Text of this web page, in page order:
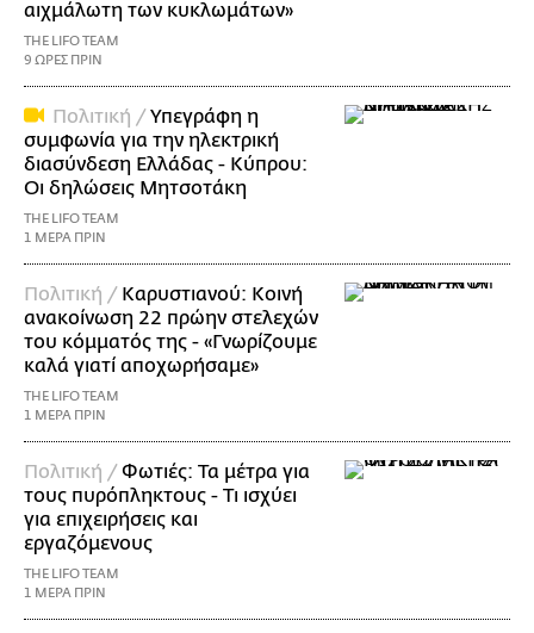
αιχμάλωτη των κυκλωμάτων»
THE LIFO TEAM
9 ΩΡΕΣ ΠΡΙΝ
Πολιτική /Υπεγράφη η
συμφωνία για την ηλεκτρική
διασύνδεση Ελλάδας - Κύπρου:
Οι δηλώσεις Μητσοτάκη
THE LIFO TEAM
1 ΜΕΡΑ ΠΡΙΝ
Πολιτική / Καρυστιανού: Κοινή
ανακοίνωση 22 πρώην στελεχών
του κόμματός της - «Γνωρίζουμε
καλά γιατί αποχωρήσαμε»
THE LIFO TEAM
1 ΜΕΡΑ ΠΡΙΝ
Πολιτική /Φωτιές: Τα μέτρα για
τους πυρόπληκτους - Τι ισχύει
για επιχειρήσεις και
εργαζόμενους
THE LIFO TEAM
1 ΜΕΡΑ ΠΡΙΝ